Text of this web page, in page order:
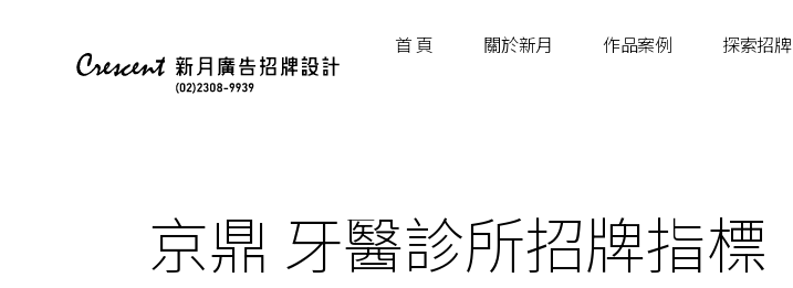
首 頁 關於新月 作品案例 探索招牌
京鼎 牙醫診所招牌指標